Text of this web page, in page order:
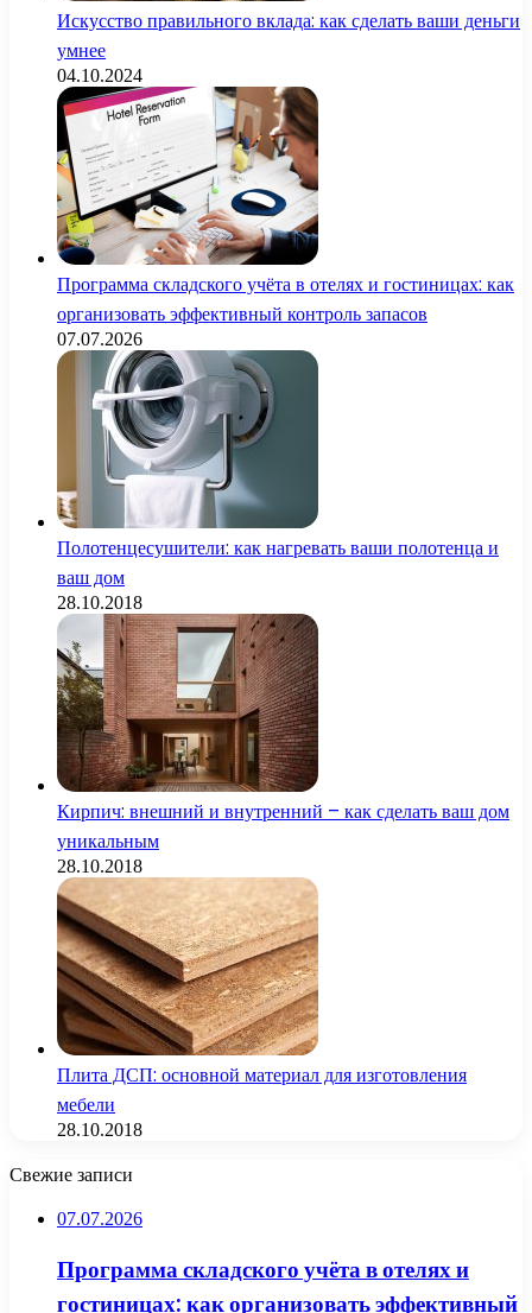
Искусство правильного вклада: как сделать ваши деньги
умнее
04.10.2024
Программа складского учёта в отелях и гостиницах: как
организовать эффективный контроль запасов
07.07.2026
Полотенцесушители: как нагревать ваши полотенца и
ваш дом
28.10.2018
Кирпич: внешний и внутренний – как сделать ваш дом
уникальным
28.10.2018
Плита ДСП: основной материал для изготовления
мебели
28.10.2018
Свежие записи
07.07.2026
Программа складского учёта в отелях и
гостиницах: как организовать эффективный